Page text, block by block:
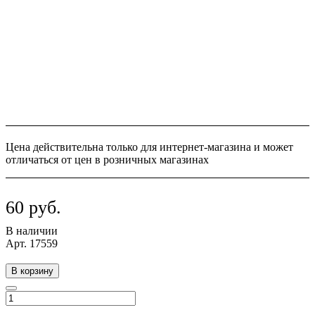
Цена действительна только для интернет-магазина и может
отличаться от цен в розничных магазинах
60 руб.
В наличии
Арт. 17559
В корзину